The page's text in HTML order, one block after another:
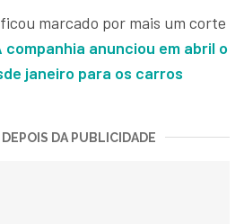
marcado por mais um corte
companhia anunciou em abril o
janeiro para os carros
DA PUBLICIDADE